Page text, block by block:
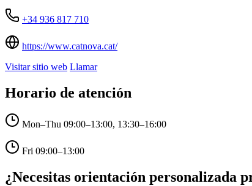
+34 936 817 710
https://www.catnova.cat/
Visitar sitio web Llamar
Horario de atención
Mon–Thu 09:00–13:00, 13:30–16:00
Fri 09:00–13:00
¿Necesitas orientación personalizada